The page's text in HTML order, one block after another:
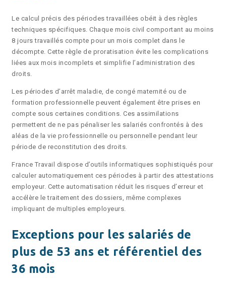
Le calcul précis des périodes travaillées obéit à des règles
techniques spécifiques. Chaque mois civil comportant au moins
8 jours travaillés compte pour un mois complet dans le
décompte. Cette règle de proratisation évite les complications
liées aux mois incomplets et simplifie l’administration des
droits.
Les périodes d’arrêt maladie, de congé maternité ou de
formation professionnelle peuvent également être prises en
compte sous certaines conditions. Ces assimilations
permettent de ne pas pénaliser les salariés confrontés à des
aléas de la vie professionnelle ou personnelle pendant leur
période de reconstitution des droits.
France Travail dispose d’outils informatiques sophistiqués pour
calculer automatiquement ces périodes à partir des attestations
employeur. Cette automatisation réduit les risques d’erreur et
accélère le traitement des dossiers, même complexes
impliquant de multiples employeurs.
Exceptions pour les salariés de
plus de 53 ans et référentiel des
36 mois